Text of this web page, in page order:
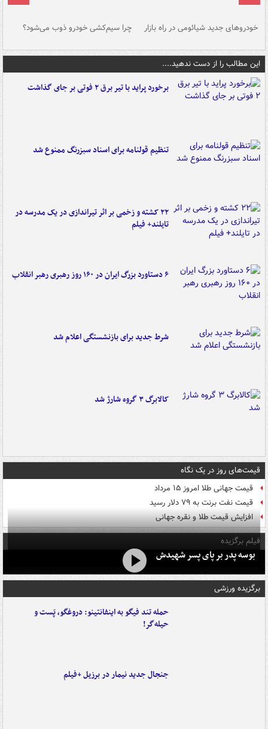
خودروهای جدید شیائومی در راه بازار چرا سیم‌کشی خودرو ذوب می‌شود؟
این مطالب را از دست ندهید....
برخورد پراید با تیر برق ۲ فوتی بر جای گذاشت
تنظیم قولنامه برای اسناد سبزرنگ ممنوع شد
۲۲ کشته و زخمی بر اثر تیراندازی در یک مدرسه در
تایلند+ فیلم
۶ دستاورد بزرگ ایران در ۱۶۰ روز رهبری رهبر انقلاب
شرط جدید برای بازنشستگی اعلام شد
کالابرگ ۳ گروه شارژ شد
قیمت‌های روز در یک نگاه
قیمت جهانی طلا امروز ۱۵ مرداد
قیمت نفت برنت به ۷۹ دلار رسید
افزایش قیمت طلا و نقره جهانی
فیلم برگزیده
بوسه‌ پدر بر پای پسر شهیدش
برگزیده ورزشی
حمله تند فیگو به اینفانتینو: دروغگو، پَست‌ و
حیله‌گر!
جنجال جدید نیمار در برزیل +فیلم